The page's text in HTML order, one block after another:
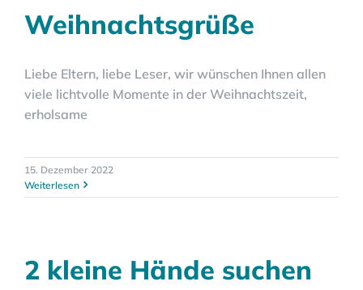
Weihnachtsgrüße
Liebe Eltern, liebe Leser, wir wünschen Ihnen allen
viele lichtvolle Momente in der Weihnachtszeit,
erholsame
15. Dezember 2022
Weiterlesen
2 kleine Hände suchen